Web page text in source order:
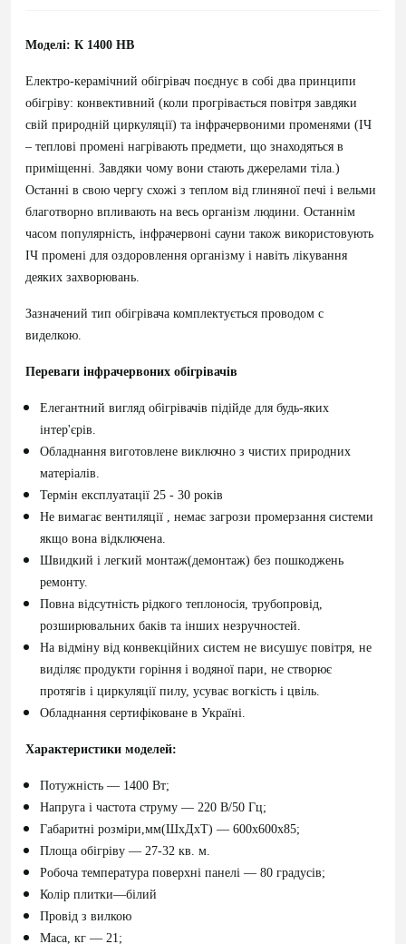
Моделі: К 1400 НВ
Електро-керамічний обігрівач поєднує в собі два принципи
обігріву: конвективний (коли прогрівається повітря завдяки
свій природній циркуляції) та інфрачервоними променями (ІЧ
– теплові промені нагрівають предмети, що знаходяться в
приміщенні. Завдяки чому вони стають джерелами тіла.)
Останні в свою чергу схожі з теплом від глиняної печі і вельми
благотворно впливають на весь організм людини. Останнім
часом популярність, інфрачервоні сауни також використовують
ІЧ промені для оздоровлення організму і навіть лікування
деяких захворювань.
Зазначений тип обігрівача комплектується проводом c
виделкою.
Переваги інфрачервоних обігрівачів
Елегантний вигляд обігрівачів підійде для будь-яких
інтер'єрів.
Обладнання виготовлене виключно з чистих природних
матеріалів.
Термін експлуатації 25 - 30 років
Не вимагає вентиляції , немає загрози промерзання системи
якщо вона відключена.
Швидкий і легкий монтаж(демонтаж) без пошкоджень
ремонту.
Повна відсутність рідкого теплоносія, трубопровід,
розширювальних баків та інших незручностей.
На відміну від конвекційних систем не висушує повітря, не
виділяє продукти горіння і водяної пари, не створює
протягів і циркуляції пилу, усуває вогкість і цвіль.
Обладнання сертифіковане в Україні.
Характеристики моделей:
Потужність ― 1400 Вт;
Напруга і частота струму ― 220 В/50 Гц;
Габаритні розміри,мм(ШхДхТ) ― 600х600х85;
Площа обігріву — 27-32 кв. м.
Робоча температура поверхні панелі ― 80 градусів;
Колір плитки―білий
Провід з вилкою
Маса, кг ― 21;